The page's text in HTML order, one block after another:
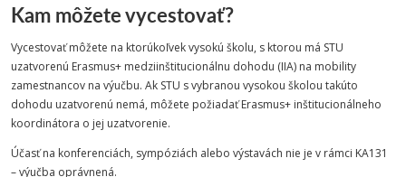
Kam môžete vycestovať?
Vycestovať môžete na ktorúkoľvek vysokú školu, s ktorou má STU
uzatvorenú Erasmus+ medziinštitucionálnu dohodu (IIA) na mobility
zamestnancov na výučbu. Ak STU s vybranou vysokou školou takúto
dohodu uzatvorenú nemá, môžete požiadať Erasmus+ inštitucionálneho
koordinátora o jej uzatvorenie.
Účasť na konferenciách, sympóziách alebo výstavách nie je v rámci KA131
– výučba oprávnená.